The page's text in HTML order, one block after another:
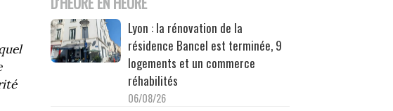
Lyon : la rénovation de la
résidence Bancel est terminée, 9
logements et un commerce
réhabilités
06/08/26